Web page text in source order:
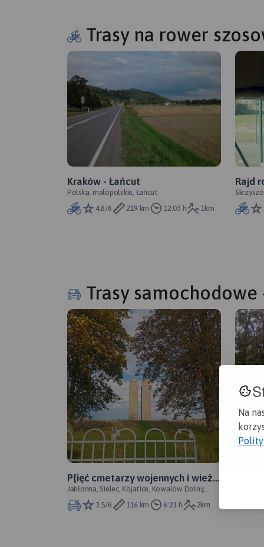
Na
Trasy na rower
Kraków - Łańcut
Polska, małopolskie, Łańcut
4.6/6
219 km 12:03 h 1km
Rajd
Trasy samochodowe
P{ięć cmetarzy wojennych i wieża
widokowa
Jabłonna, Sielec, Kojatice, Kowalów Dolny,
Młodnik, Veverčácka dolina, Krížovany, Tyczyn,
Beharovce,3.5/6 116 km 6:21 h 2km